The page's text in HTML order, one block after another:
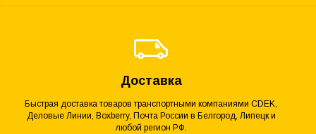
Доставка
Быстрая доставка товаров транспортными компаниями CDEK,
Деловые Линии, Boxberry, Почта России в Белгород, Липецк и
любой регион РФ.